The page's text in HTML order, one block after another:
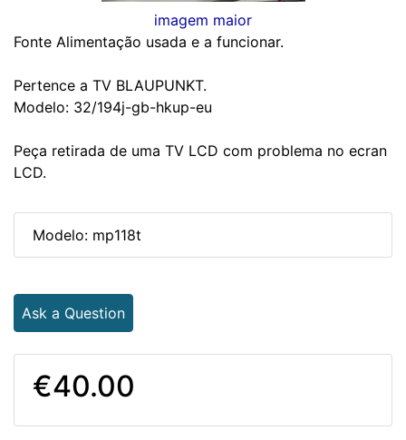
imagem maior
Fonte Alimentação usada e a funcionar.
Pertence a TV BLAUPUNKT.
Modelo: 32/194j-gb-hkup-eu
Peça retirada de uma TV LCD com problema no ecran
LCD.
Modelo: mp118t
Ask a Question
€40.00